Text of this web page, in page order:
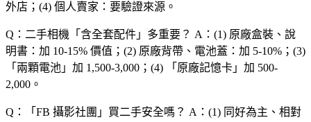
外店；(4) 個人賣家：要驗證來源。
Q：二手相機「含全套配件」多重要？ A：(1) 原廠盒裝、說
明書：加 10-15% 價值；(2) 原廠背帶、電池蓋：加 5-10%；(3)
「兩顆電池」加 1,500-3,000；(4) 「原廠記憶卡」加 500-
2,000。
Q：「FB 攝影社團」買二手安全嗎？ A：(1) 同好為主、相對